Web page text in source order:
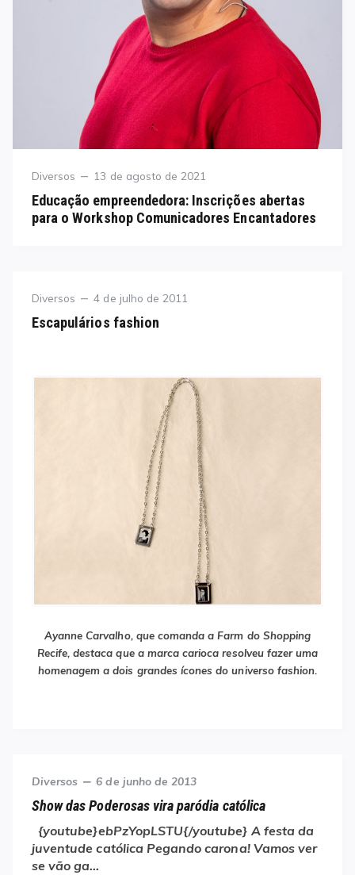
Category
Diversos
Posted
13 de agosto de 2021
Educação empreendedora: Inscrições abertas
para o Workshop Comunicadores Encantadores
Category
Diversos
Posted
4 de julho de 2011
Escapulários fashion
Ayanne Carvalho, que comanda a Farm do Shopping
Recife, destaca que a marca carioca resolveu fazer uma
homenagem a dois grandes ícones do universo fashion.
Category
Diversos
Posted
6 de junho de 2013
Show das Poderosas vira paródia católica
{youtube}ebPzYopLSTU{/youtube} A festa da
juventude católica Pegando carona! Vamos ver
se vão ga…